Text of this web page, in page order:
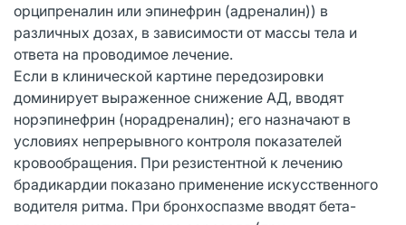
орципреналин или эпинефрин (адреналин)) в
различных дозах, в зависимости от массы тела и
ответа на проводимое лечение.
Если в клинической картине передозировки
доминирует выраженное снижение АД, вводят
норэпинефрин (норадреналин); его назначают в
условиях непрерывного контроля показателей
кровообращения. При резистентной к лечению
брадикардии показано применение искусственного
водителя ритма. При бронхоспазме вводят бета-